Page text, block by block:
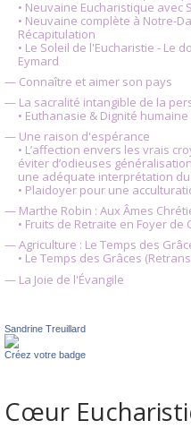
• Neuvaine Eucharistique avec
• Neuvaine complète à Notre-
Récapitulation
• Le Soleil de l'Eucharistie - Le
Eymard
— Connaître et aimer son pays
— La sacralité intangible de la
• Euthanasie & Dignité humaine
— Une raison d'espérance
• L’affection envers les vrais
éviter d’odieuses
une adéquate interprétation
• Plaidoyer pour une
— Marthe Robin : Aux Âmes
• Fruits de Retraite en Foyer de
— Agriculture : Le Temps des
• Le Temps des Grâces
— La Joie de l'Évangile
Sandrine Treuillard
Créez votre badge
Cœur